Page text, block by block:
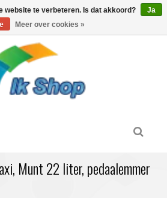
Munt 22 liter, pedaalemmer
website te verbeteren. Is dat akkoord?
Ja
Meer over cookies »